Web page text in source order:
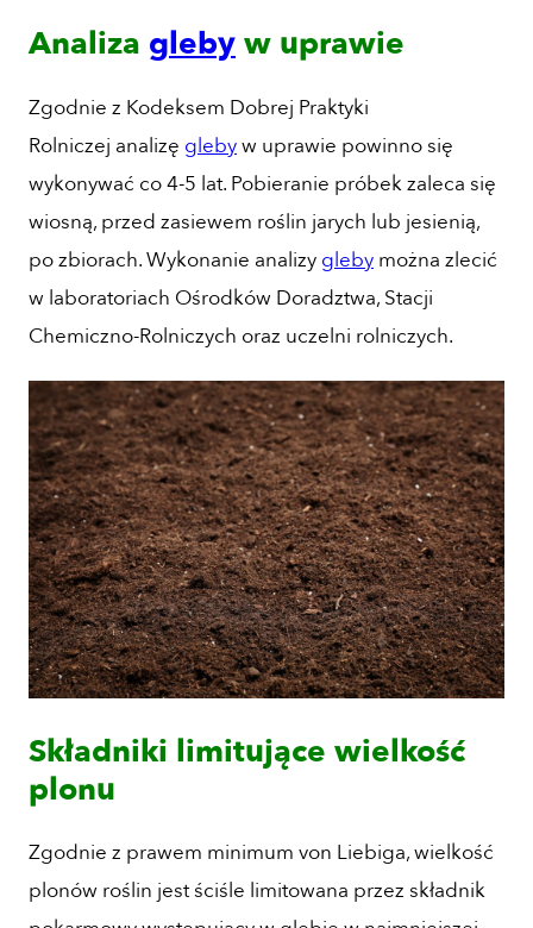
Analiza gleby w uprawie
Zgodnie z Kodeksem Dobrej Praktyki
Rolniczej analizę glebyw uprawie powinno się
wykonywać co 4-5 lat. Pobieranie próbek zaleca się
wiosną, przed zasiewem roślin jarych lub jesienią,
po zbiorach. Wykonanie analizy gleby można zlecić
w laboratoriach Ośrodków Doradztwa, Stacji
Chemiczno-Rolniczych oraz uczelni rolniczych.
Składniki limitujące wielkość
plonu
Zgodnie z prawem minimum von Liebiga, wielkość
plonów roślin jest ściśle limitowana przez składnik